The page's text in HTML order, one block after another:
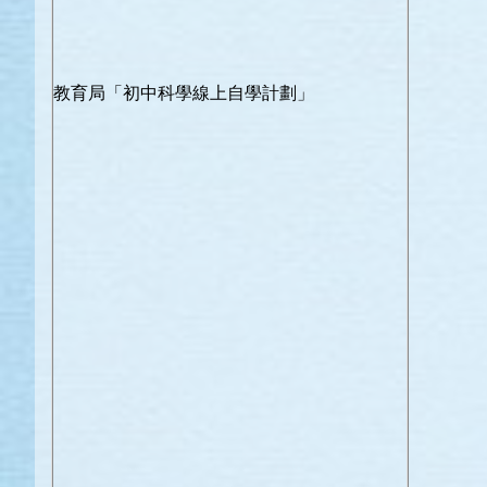
教育局「初中科學線上自學計劃」